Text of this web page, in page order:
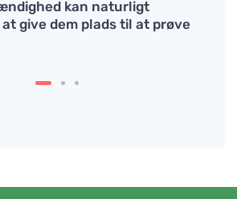
kan naturligt
give dem plads til at prøve